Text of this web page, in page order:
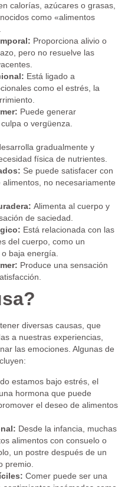
calorías, azúcares o grasas,
como «alimentos
Proporciona alivio o
pero no resuelve las
Está ligado a
como el estrés, la
Puede generar
o vergüenza.
gradualmente y
física de nutrientes.
Se puede satisfacer con
alimentos, no necesariamente
Alimenta al cuerpo y
de saciedad.
Está relacionada con las
del cuerpo, como un
baja energía.
Produce una sensación
diversas causas, que
a nuestras experiencias,
las emociones. Algunas de
estamos bajo estrés, el
hormona que puede
el deseo de alimentos
Desde la infancia, muchas
alimentos con consuelo o
un postre después de un
premio.
Comer puede ser una